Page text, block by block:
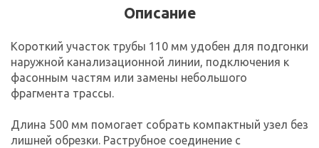
Описание
Короткий участок трубы 110 мм удобен для подгонки
наружной канализационной линии, подключения к
фасонным частям или замены небольшого
фрагмента трассы.
Длина 500 мм помогает собрать компактный узел без
лишней обрезки. Раструбное соединение с